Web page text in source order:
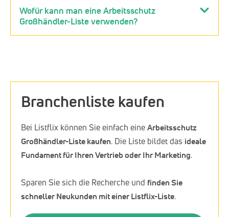
Wofür kann man eine Arbeitsschutz
Großhändler-Liste verwenden?
Branchenliste kaufen
Bei Listflix können Sie einfach eineArbeitsschutz
Großhändler-Liste kaufen. Die Liste bildet das ideale
Fundament für Ihren Vertrieb oder Ihr Marketing.
Sparen Sie sich die Recherche und finden Sie
schneller Neukunden mit einer Listflix-Liste.